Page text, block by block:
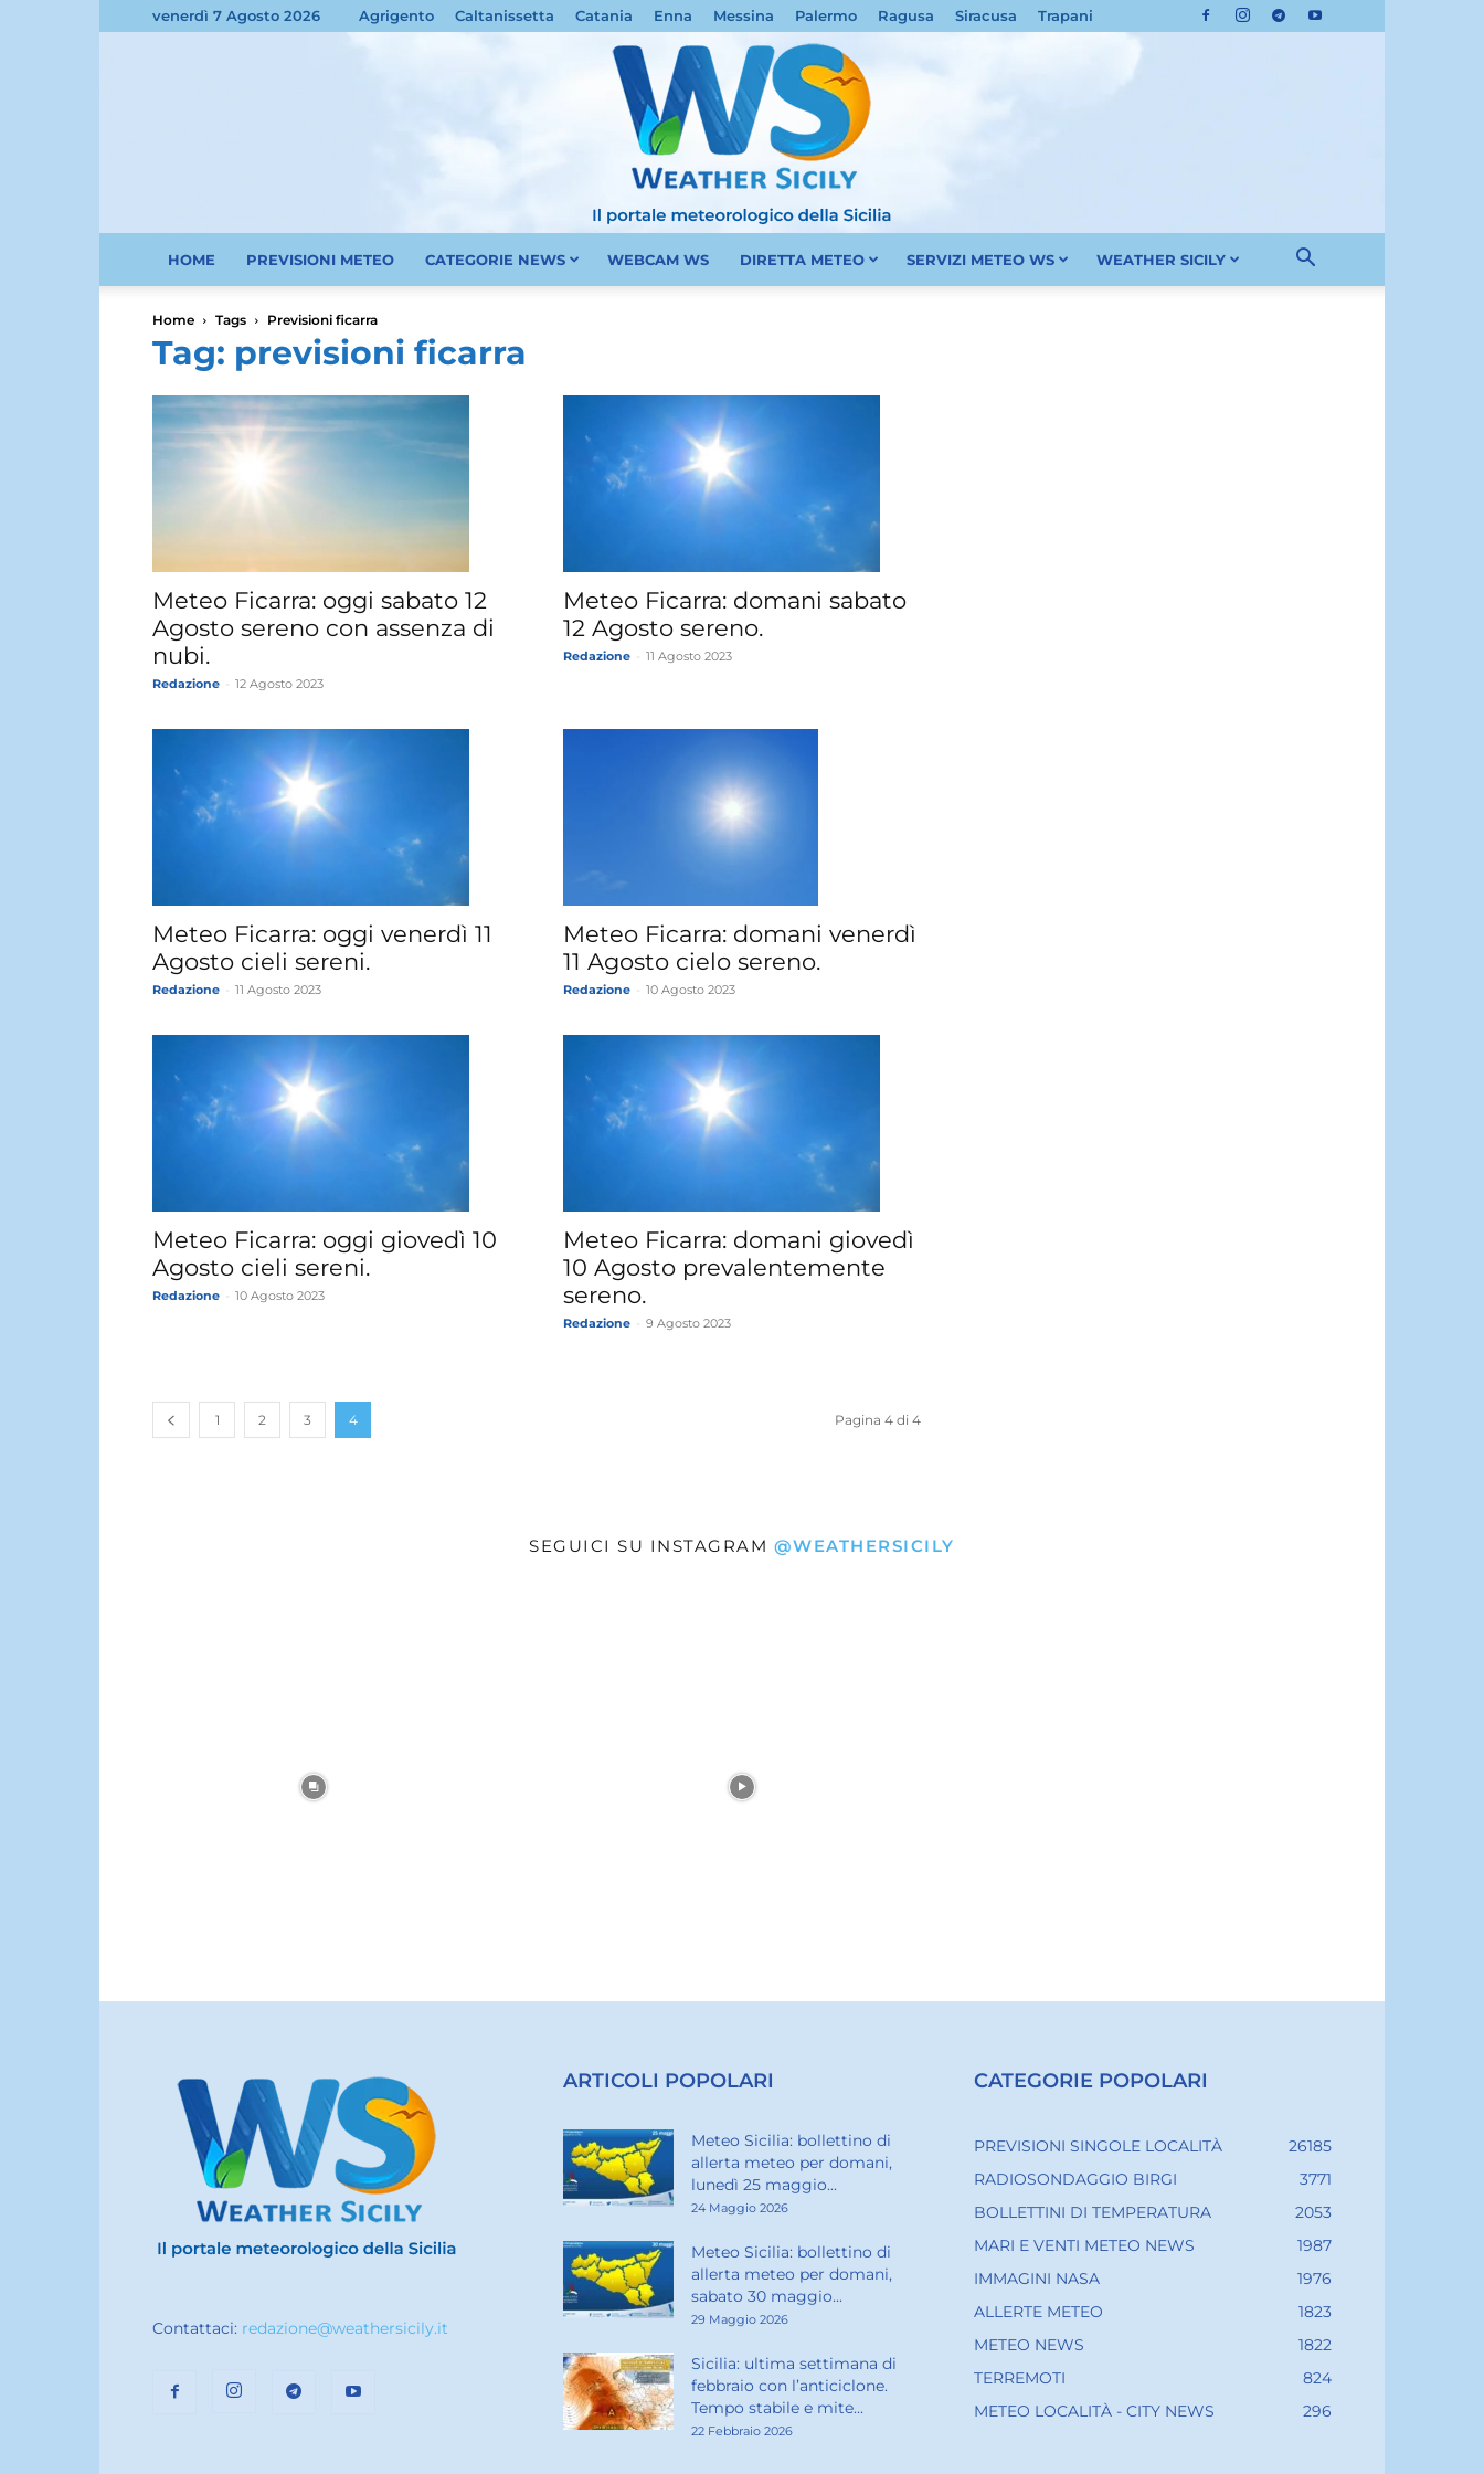
venerdì 7 Agosto 2026 Agrigento Caltanissetta Catania Enna Messina Palermo Ragusa Siracusa Trapani
Sicilia
»
Weather
HOME PREVISIONI METEO CATEGORIE NEWS WEBCAM WS DIRETTA METEO SERVIZI METEO WS WEATHER SICILY
Home Tags Previsioni ficarra
Tag: previsioni ficarra
Meteo Ficarra: oggi sabato 12
Agosto sereno con assenza di
nubi.
Redazione 12 Agosto 2023
Meteo Ficarra: domani sabato
12 Agosto sereno.
Redazione 11 Agosto 2023
Meteo Ficarra: oggi venerdì 11
Agosto cieli sereni.
Redazione 11 Agosto 2023
Meteo Ficarra: domani venerdì
11 Agosto cielo sereno.
Redazione 10 Agosto 2023
Meteo Ficarra: oggi giovedì 10
Agosto cieli sereni.
Redazione 10 Agosto 2023
Meteo Ficarra: domani giovedì
10 Agosto prevalentemente
sereno.
Redazione 9 Agosto 2023
1 2 3 4 Pagina 4 di 4
SEGUICI SU INSTAGRAM @WEATHERSICILY
Contattaci: redazione@weathersicily.it
ARTICOLI POPOLARI
Meteo Sicilia: bollettino di
allerta meteo per domani,
lunedì 25 maggio...
24 Maggio 2026
Meteo Sicilia: bollettino di
allerta meteo per domani,
sabato 30 maggio...
29 Maggio 2026
Sicilia: ultima settimana di
febbraio con l’anticiclone.
Tempo stabile e mite...
22 Febbraio 2026
CATEGORIE POPOLARI
PREVISIONI SINGOLE LOCALITÀ
26185
RADIOSONDAGGIO BIRGI
3771
BOLLETTINI DI TEMPERATURA
2053
MARI E VENTI METEO NEWS
1987
IMMAGINI NASA
1976
ALLERTE METEO
1823
METEO NEWS
1822
TERREMOTI
824
METEO LOCALITÀ - CITY NEWS
296